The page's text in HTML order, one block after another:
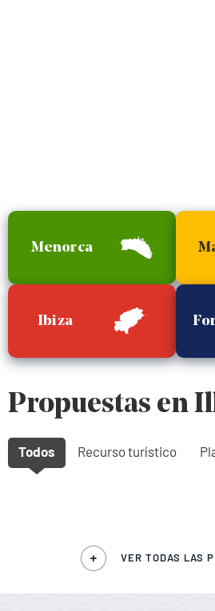
Menorca
Ibiza
Propuestas en
Todos Recurso turístico
VER TODAS LAS